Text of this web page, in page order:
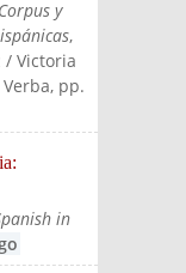
Corpus y
,
/ Victoria
pp.
in